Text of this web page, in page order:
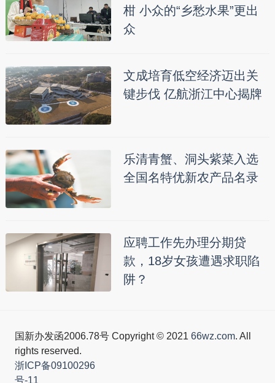
柑 小众的“乡愁水果”更出
众
文成培育低空经济迈出关
键步伐 亿航浙江中心揭牌
乐清青蟹、洞头紫菜入选
全国名特优新农产品名录
应聘工作先办理分期贷
款，18岁女孩遭遇求职陷
阱？
国新办发函2006.78号 Copyright © 2021 66wz.com. All
rights reserved.
浙ICP备09100296
号-11